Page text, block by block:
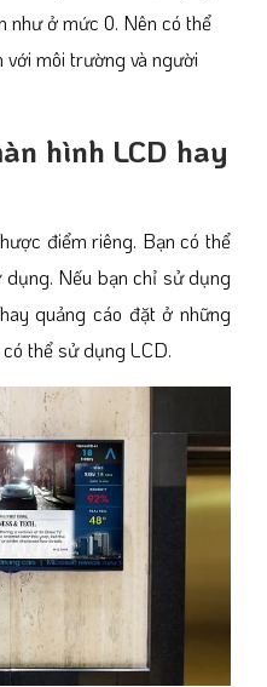
như ở mức 0. Nên có thể
với môi trường và người
hình LCD hay
điểm riêng. Bạn có thể
Nếu bạn chỉ sử dụng
quảng cáo đặt ở những
thể sử dụng LCD.